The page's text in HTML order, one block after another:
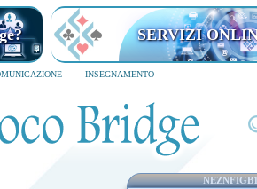
riservati ai
INSEGNAMENTO